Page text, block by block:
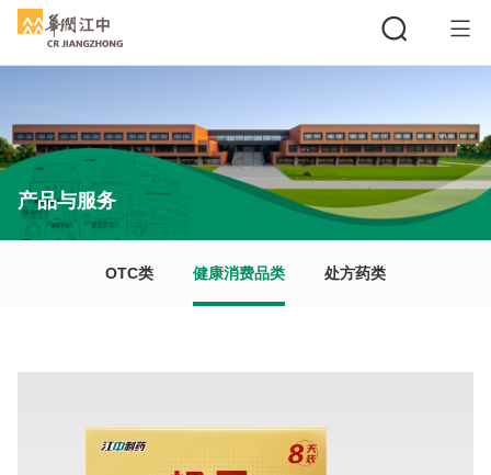
搜索
产品与服务
OTC类 健康消费品类 处方药类